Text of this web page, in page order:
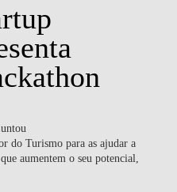
do Turismo para as ajudar a
aumentem o seu potencial,